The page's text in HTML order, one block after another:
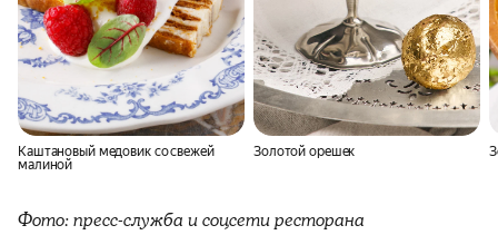
Каштановый медовик со свежей
малиной
Золотой орешек
Фото: пресс-служба и соцсети ресторана